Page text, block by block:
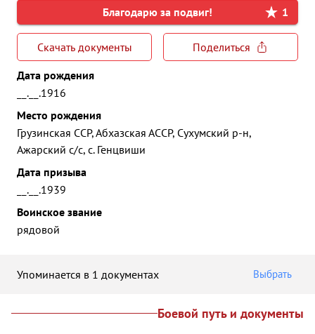
Благодарю за подвиг! 1
Скачать документы
Поделиться
Дата рождения
__.__.1916
Место рождения
Грузинская ССР, Абхазская АССР, Сухумский р-н,
Ажарский с/с, с. Генцвиши
Дата призыва
__.__.1939
Воинское звание
рядовой
Упоминается в 1 документах Выбрать
Боевой путь и документы